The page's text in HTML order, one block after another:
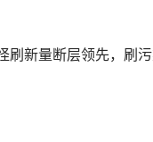
新量断层领先，刷